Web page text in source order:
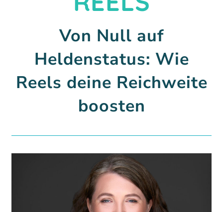
Von Null auf
Heldenstatus: Wie
Reels deine Reichweite
boosten